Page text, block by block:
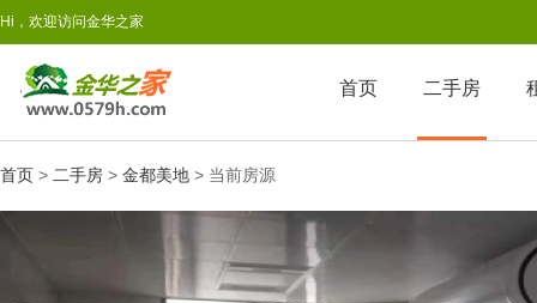
Hi，欢迎访问金华之家
首页 二手房
首页 > 二手房 > 金都美地 > 当前房源